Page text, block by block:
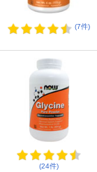
(7件)
(24件)